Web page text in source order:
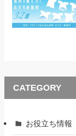
CATEGORY
お役立ち情報